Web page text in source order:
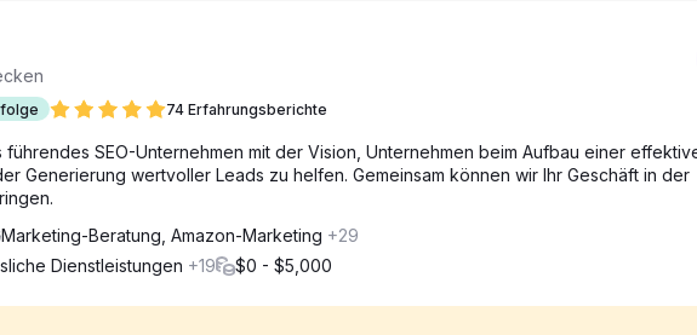
74 Erfahrungsberichte
führendes SEO-Unternehmen mit der Vision, Unternehmen beim Aufbau einer
Generierung wertvoller Leads zu helfen. Gemeinsam können wir Ihr Geschäft in der
Marketing-Beratung, Amazon-Marketing +29
Dienstleistungen +19 $0 - $5,000